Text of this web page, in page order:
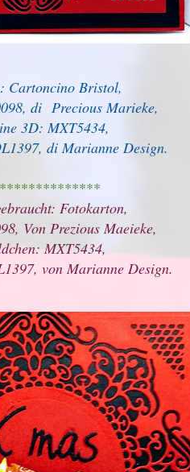
Cartoncino Bristol,
di Precious Marieke,
3D: MXT5434,
di Marianne Design.
Fotokarton,
Von Prezious Maeieke,
MXT5434,
von Marianne Design.